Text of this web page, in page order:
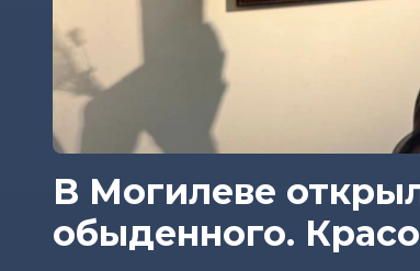
В Могилеве
обыденного.